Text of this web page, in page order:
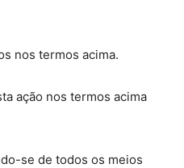
nos termos acima.
ação nos termos acima
se de todos os meios